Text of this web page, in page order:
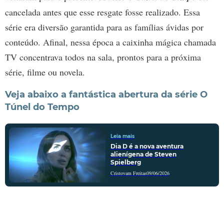
cancelada antes que esse resgate fosse realizado. Essa
série era diversão garantida para as famílias ávidas por
conteúdo. Afinal, nessa época a caixinha mágica chamada
TV concentrava todos na sala, prontos para a próxima
série, filme ou novela.
Veja abaixo a fantástica abertura da série O
Túnel do Tempo
Leia mais
Dia D é a nova aventura
alienígena de Steven
Spielberg
Cristovam Freitas09/06/2026